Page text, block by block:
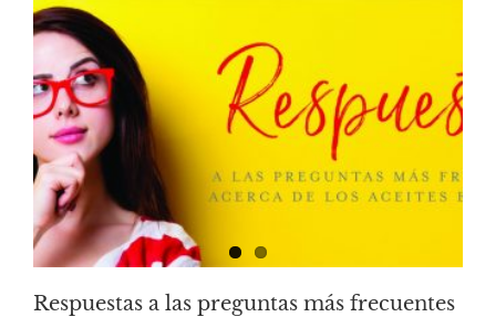
Respuestas a las preguntas más frecuentes